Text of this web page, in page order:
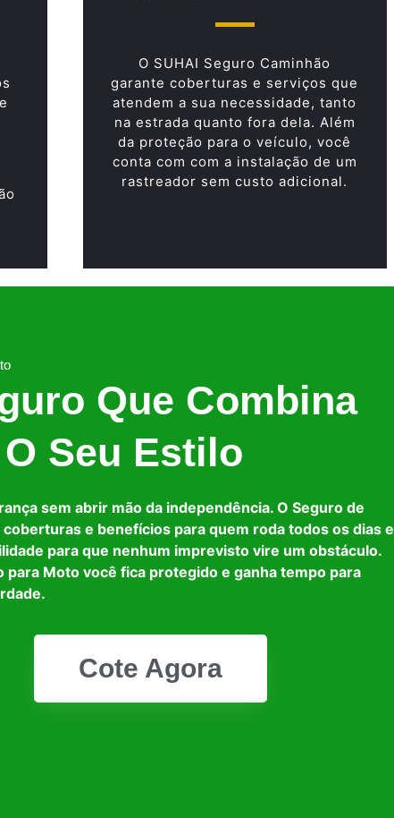
O SUHAI Seguro Caminhão
garante coberturas e serviços que
atendem a sua necessidade, tanto
na estrada quanto fora dela. Além
da proteção para o veículo, você
conta com com a instalação de um
rastreador sem custo adicional.
Que Combina
Seu Estilo
sem abrir mão da independência. O Seguro de
e benefícios para quem roda todos os dias e
para que nenhum imprevisto vire um obstáculo.
para Moto você fica protegido e ganha tempo para
Cote Agora